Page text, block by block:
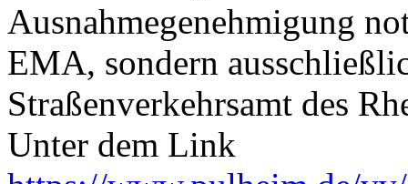
Ausnahmegenehmigung
EMA, sondern
Straßenverkehrsamt des
Unter dem Link